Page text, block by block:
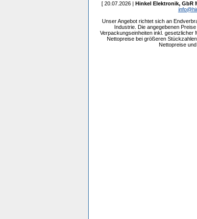
[ 20.07.2026 | Hinkel Elektronik, GbR
Unser Angebot richtet sich an
Industrie. Die angegebenen
Verpackungseinheiten inkl. gesetzlicher
Nettopreise bei größeren
Nettopreise